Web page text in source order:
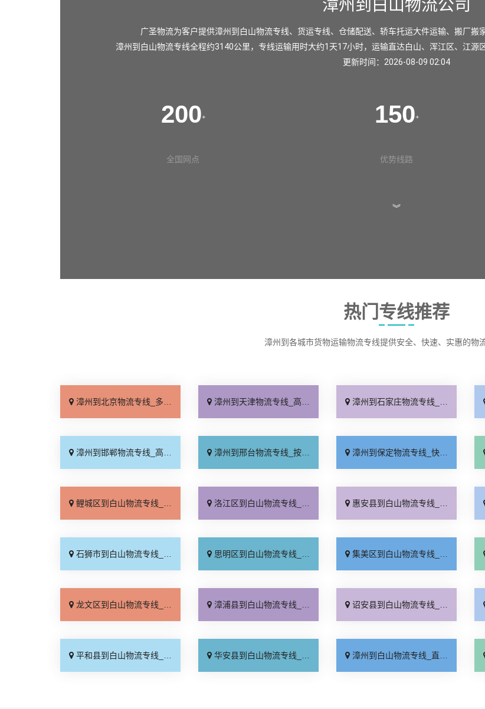
漳州到白山物流公司
广圣物流为客户提供漳州到白山物流专线、货运专线、仓储配送、轿车托运大件运输、搬厂搬
漳州到白山物流专线全程约3140公里，专线运输用时大约1天17小时，运输直达白山、 浑江区、 江源
更新时间：2026-08-09 02:04
200+
全国网点
150+
优势线路
︾
热门专线推荐
漳州到各城市货物运输物流专线提供安全、快速、实惠的物
漳州到北京物流专线_多少公里「快运直达」 漳州到天津物流专线_高效快运「运价查询」 漳州到石家庄物流专线_几天到达「快速直达」
漳州到邯郸物流专线_高效快运「来电咨询」 漳州到邢台物流专线_按时送达「运价实惠」 漳州到保定物流专线_快速响应「怎么收费」
鲤城区到白山物流专线_保证时效「合同承运」 洛江区到白山物流专线_运价行情「运价实惠」 惠安县到白山物流专线_价位合理「资质齐全」
石狮市到白山物流专线_需要几天「多少公里」 思明区到白山物流专线_运费多少「运价实惠」 集美区到白山物流专线_高效运输「快运直达」
龙文区到白山物流专线_运价查询「全程无虑」 漳浦县到白山物流专线_托运省心「运价行情」 诏安县到白山物流专线_全程直达「不随意加价」
平和县到白山物流专线_直达往返「送货上门」 华安县到白山物流专线_按时送达「无需中转」 漳州到白山物流专线_直发全境「高效快运」